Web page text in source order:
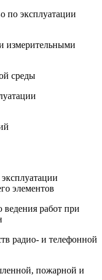
по эксплуатации
измерительными
среды
элементов
ведения работ при
радио- и телефонной
пожарной и